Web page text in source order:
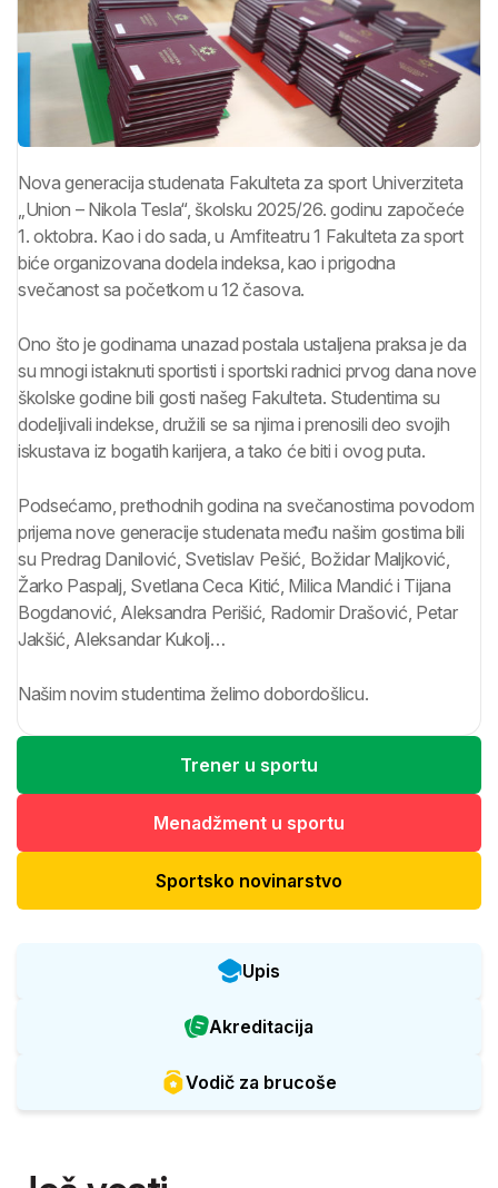
Nova generacija studenata Fakulteta za sport Univerziteta
„Union – Nikola Tesla“, školsku 2025/26. godinu započeće
1. oktobra. Kao i do sada, u Amfiteatru 1 Fakulteta za sport
biće organizovana dodela indeksa, kao i prigodna
svečanost sa početkom u 12 časova.
Ono što je godinama unazad postala ustaljena praksa je da
su mnogi istaknuti sportisti i sportski radnici prvog dana nove
školske godine bili gosti našeg Fakulteta. Studentima su
dodeljivali indekse, družili se sa njima i prenosili deo svojih
iskustava iz bogatih karijera, a tako će biti i ovog puta.
Podsećamo, prethodnih godina na svečanostima povodom
prijema nove generacije studenata među našim gostima bili
su Predrag Danilović, Svetislav Pešić, Božidar Maljković,
Žarko Paspalj, Svetlana Ceca Kitić, Milica Mandić i Tijana
Bogdanović, Aleksandra Perišić, Radomir Drašović, Petar
Jakšić, Aleksandar Kukolj…
Našim novim studentima želimo dobordošlicu.
Trener u sportu
Menadžment u sportu
Sportsko novinarstvo
Upis
Akreditacija
Vodič za brucoše